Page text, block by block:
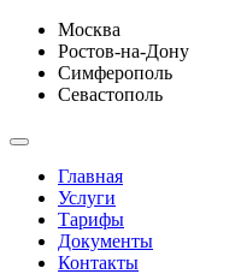
Москва
Ростов-на-Дону
Симферополь
Севастополь
Главная
Услуги
Тарифы
Документы
Контакты